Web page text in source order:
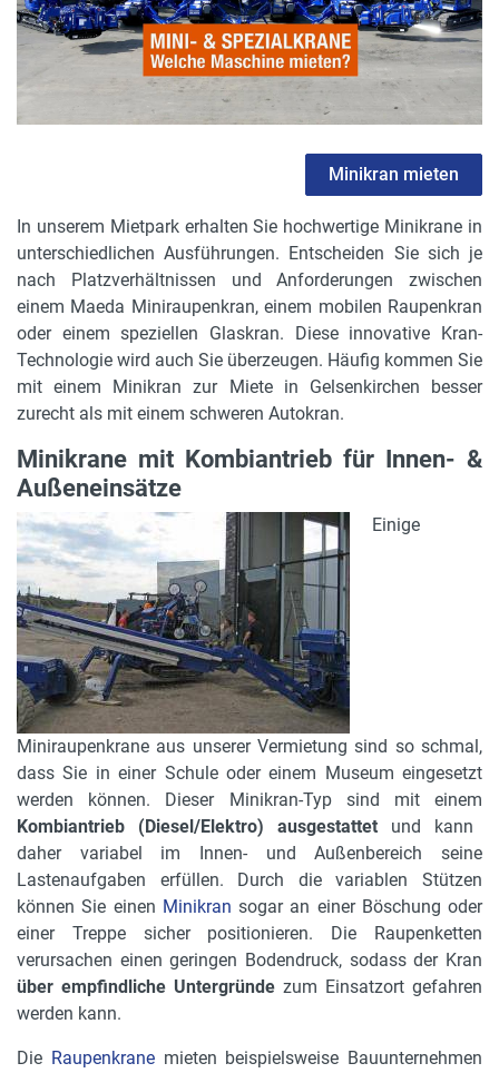
Minikran mieten
In unserem Mietpark erhalten Sie hochwertige Minikrane in
unterschiedlichen Ausführungen. Entscheiden Sie sich je
nach Platzverhältnissen und Anforderungen zwischen
einem Maeda Miniraupenkran, einem mobilen Raupenkran
oder einem speziellen Glaskran. Diese innovative Kran-
Technologie wird auch Sie überzeugen. Häufig kommen Sie
mit einem Minikran zur Miete in Gelsenkirchen besser
zurecht als mit einem schweren Autokran.
Minikrane mit Kombiantrieb für Innen- &
Außeneinsätze
Einige
Miniraupenkrane aus unserer Vermietung sind so schmal,
dass Sie in einer Schule oder einem Museum eingesetzt
werden können. Dieser Minikran-Typ sind mit einem
Kombiantrieb (Diesel/Elektro) ausgestattet und kann
daher variabel im Innen- und Außenbereich seine
Lastenaufgaben erfüllen. Durch die variablen Stützen
können Sie einen Minikran sogar an einer Böschung oder
einer Treppe sicher positionieren. Die Raupenketten
verursachen einen geringen Bodendruck, sodass der Kran
über empfindliche Untergründe zum Einsatzort gefahren
werden kann.
Die Raupenkranemieten beispielsweise Bauunternehmen